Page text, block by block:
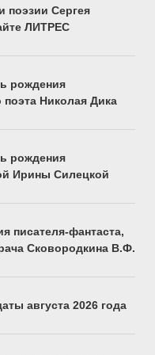
поэзии Сергея
ЛИТРЕС
рождения
поэта Николая Дика
рождения
Ирины Силецкой
писателя-фантаста,
Сковородкина В.Ф.
августа 2026 года